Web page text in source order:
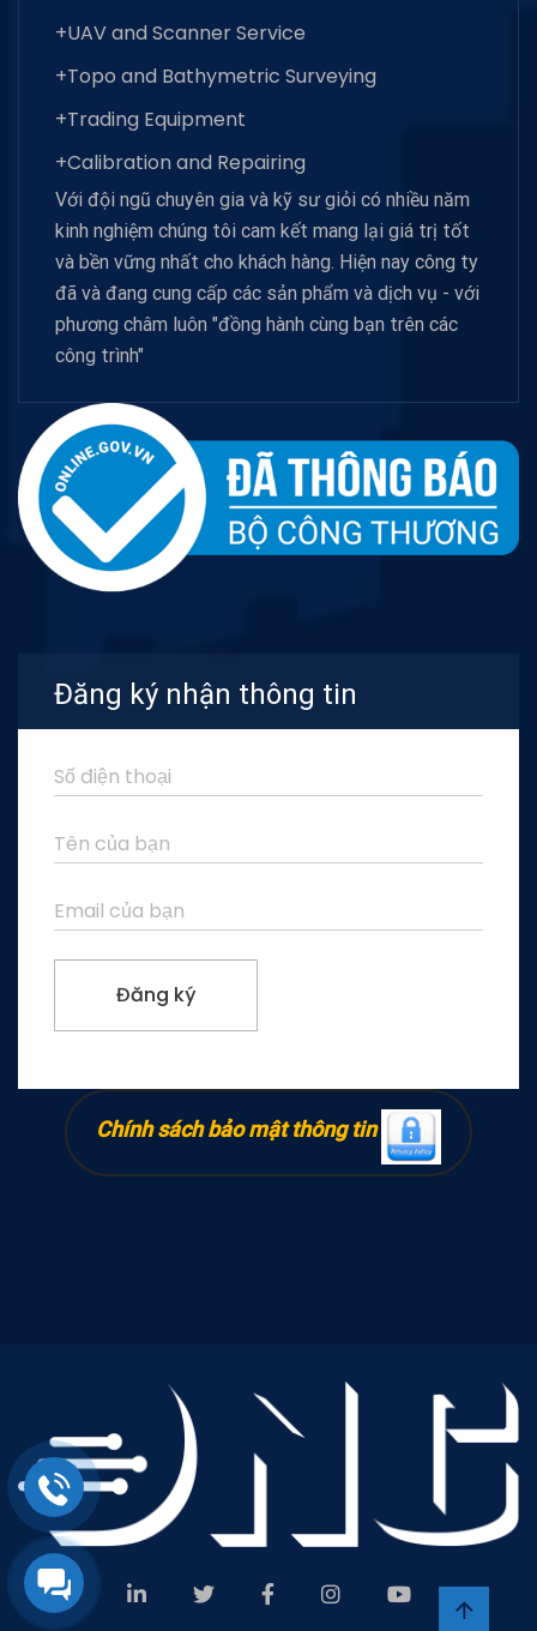
+UAV and Scanner Service
+Topo and Bathymetric Surveying
+Trading Equipment
+Calibration and Repairing
Với đội ngũ chuyên gia và kỹ sư giỏi có nhiều năm
kinh nghiệm chúng tôi cam kết mang lại giá trị tốt
và bền vững nhất cho khách hàng. Hiện nay công ty
đã và đang cung cấp các sản phẩm và dịch vụ - với
phương châm luôn "đồng hành cùng bạn trên các
công trình"
Đăng ký nhận thông tin
Chính sách bảo mật thông tin